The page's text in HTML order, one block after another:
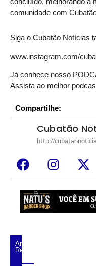
comunidade com
Siga o Cubatão Notícias
www.instagram.com/
Já conhece nosso
Assista ao melhor
Compartilhe:
Cubatão
http://
Artigos
Relacionados